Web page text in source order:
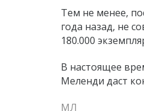
Тем не менее,
года назад, не
180.000
В настоящее
Меленди даст
МЛ